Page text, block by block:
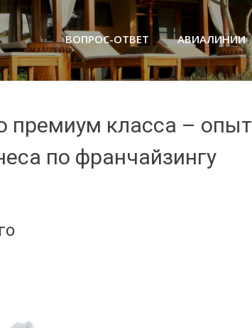
АВИАЛИНИИ
ВОПРОС-ОТВЕТ
премиум класса – опыт
по франчайзингу